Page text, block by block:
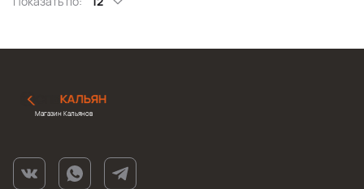
Магазин Кальянов